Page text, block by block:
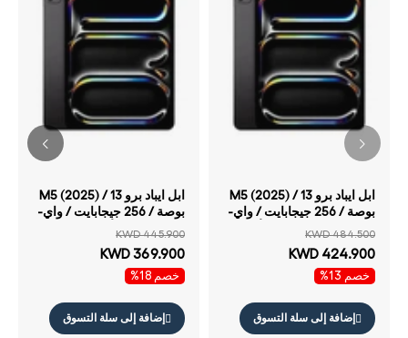
ابل ايباد برو M5 (2025) / 13
بوصة / 256 جيجابايت / واي-
KWD 484.500
KWD 424.900
خصم 13%
إضافة إلى سلة التسوق
ابل ايباد برو M5 (2025) / 13
بوصة / 256 جيجابايت / واي-
KWD 445.900
KWD 369.900
خصم 18%
إضافة إلى سلة التسوق